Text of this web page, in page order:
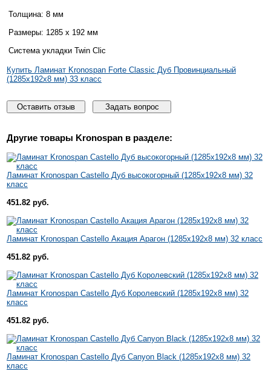
Толщина: 8 мм
Размеры: 1285 х 192 мм
Система укладки Twin Clic
Купить Ламинат Kronospan Forte Classic Дуб Провинциальный
(1285x192x8 мм) 33 класс
Оставить отзыв Задать вопрос
Другие товары Kronospan в разделе:
Ламинат Kronospan Castello Дуб высокогорный (1285x192x8 мм) 32
класс
451.82 руб.
Ламинат Kronospan Castello Акация Арагон (1285x192x8 мм) 32 класс
451.82 руб.
Ламинат Kronospan Castello Дуб Королевский (1285x192x8 мм) 32
класс
451.82 руб.
Ламинат Kronospan Castello Дуб Canyon Black (1285x192x8 мм) 32
класс